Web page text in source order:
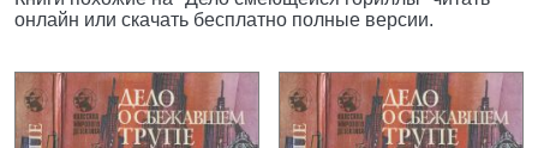
онлайн или скачать бесплатно полные версии.